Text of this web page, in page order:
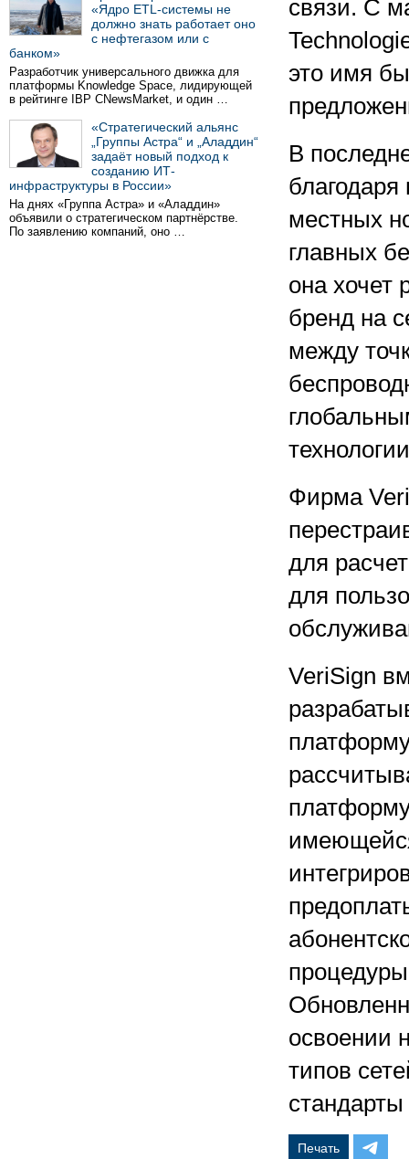
«Ядро ETL-системы не
должно знать работает оно
с нефтегазом или с
банком»
Разработчик универсального движка для
платформы Knowledge Space, лидирующей
в рейтинге IBP CNewsMarket, и один …
«Стратегический альянс
„Группы Астра“ и „Аладдин“
задаёт новый подход к
созданию ИТ-
инфраструктуры в России»
На днях «Группа Астра» и «Аладдин»
объявили о стратегическом партнёрстве.
По заявлению компаний, оно …
связи. С
это имя
В
местных
главных
она хочет
бренд на
между
Фирма
для
для
VeriSign
освоении
типов
Печать